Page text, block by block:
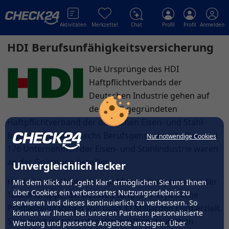
Nur notwendige Cookies
Unvergleichlich lecker
Mit dem Klick auf „geht klar” ermöglichen Sie uns Ihnen
über Cookies ein verbessertes Nutzungserlebnis zu
servieren und dieses kontinuierlich zu verbessern. So
können wir Ihnen bei unseren Partnern personalisierte
Werbung und passende Angebote anzeigen. Über
Anmelden
Profil
Profil
Chat
Merkzettel
Aktivitäten
HDI Berufsunfähigkeitsversicherung
Die Ursprünge des HDI
Haftpflichtverbands der
Deutschen Industrie gehen auf
den 1903 gegründeten
Haftpflichtverband der deutschen Eisen- und Stahl-
Industrie zurück – sechs Berufsgenossenschaften und
176 Unternehmen der Eisen- und Stahlindustrie waren
an der Gründung beteiligt.
Heute ist das Unternehmen Mehrheitseigentümer der
Talanx-Gruppe, die weltweit tätig ist und jährliche
Prämieneinnahmen von rund 32 Milliarden Euro erzielt.
Sie gehört damit zu den drei größten deutschen